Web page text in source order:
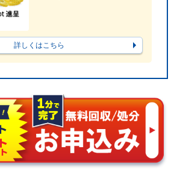
詳しくはこちら